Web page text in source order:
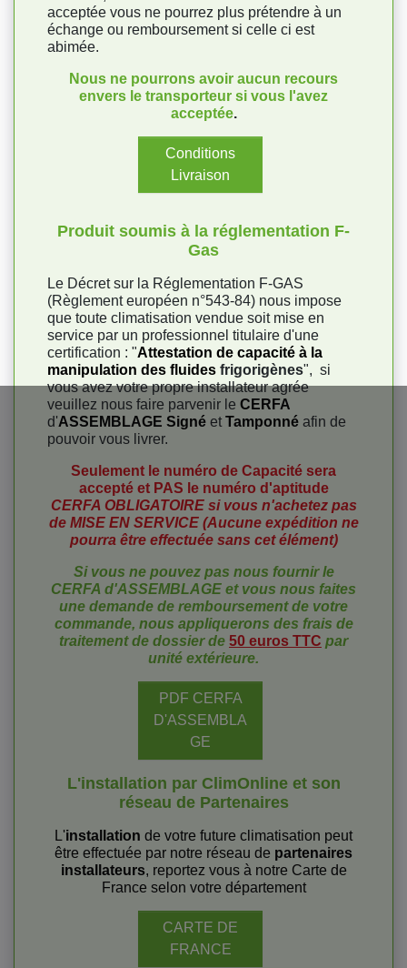
acceptée vous ne pourrez plus prétendre à un
échange ou remboursement si celle ci est
abimée.
Nous ne pourrons avoir aucun recours
envers le transporteur si vous l'avez
acceptée.
Conditions
Livraison
Produit soumis à la réglementation F-
Gas
Le Décret sur la Réglementation F-GAS
(Règlement européen n°543-84) nous impose
que toute climatisation vendue soit mise en
service par un professionnel titulaire d'une
certification : "Attestation de capacité à la
manipulation des fluides frigorigènes", si
vous avez votre propre installateur agrée
veuillez nous faire parvenir le CERFA
d'ASSEMBLAGE Signé et Tamponné afin de
pouvoir vous livrer.
Seulement le numéro de Capacité sera
accepté et PAS le numéro d'aptitude
CERFA OBLIGATOIRE si vous n'achetez pas
de MISE EN SERVICE (Aucune expédition ne
pourra être effectuée sans cet élément)
Si vous ne pouvez pas nous fournir le
CERFA d'ASSEMBLAGE et vous nous faites
une demande de remboursement de votre
commande, nous appliquerons des frais de
traitement de dossier de 50 euros TTC par
unité extérieure.
PDF CERFA
D'ASSEMBLA
GE
L'installation par ClimOnline et son
réseau de Partenaires
L'installation de votre future climatisation peut
être effectuée par notre réseau de partenaires
installateurs, reportez vous à notre Carte de
France selon votre département
CARTE DE
FRANCE